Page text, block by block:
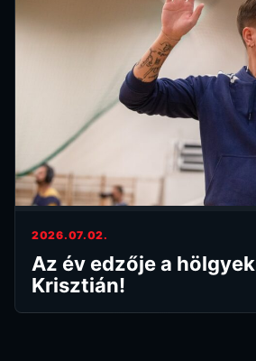
2026.07.02.
Az év edzője a
Krisztián!